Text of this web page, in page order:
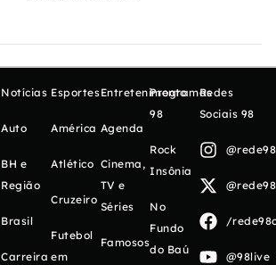
Notícias
Auto
BH e
Região
Brasil
Carreira
Esportes
América
Atlético
Cruzeiro
Futebol
em
Entretenimento
Agenda
Cinema,
TV e
Séries
Famosos
Programas
98
Rock
Insônia
No
Fundo
do Baú
Redes
Sociais 98
/
@98live